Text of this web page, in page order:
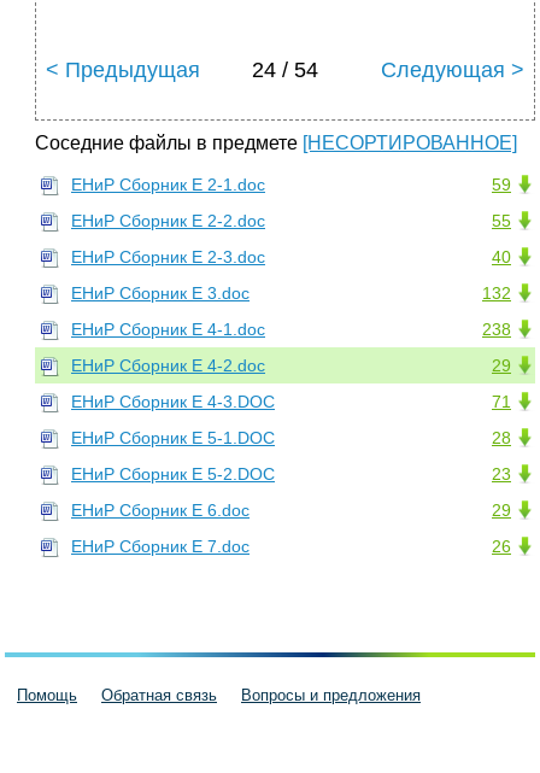
< Предыдущая 24 / 54 Следующая >
Соседние файлы в предмете [НЕСОРТИРОВАННОЕ]
59
ЕНиР Сборник Е 2-1.doc
55
ЕНиР Сборник Е 2-2.doc
40
ЕНиР Сборник Е 2-3.doc
132
ЕНиР Сборник Е 3.doc
238
ЕНиР Сборник Е 4-1.doc
29
ЕНиР Сборник Е 4-2.doc
71
ЕНиР Сборник Е 4-3.DOC
28
ЕНиР Сборник Е 5-1.DOC
23
ЕНиР Сборник Е 5-2.DOC
29
ЕНиР Сборник Е 6.doc
26
ЕНиР Сборник Е 7.doc
Помощь Обратная связь Вопросы и предложения